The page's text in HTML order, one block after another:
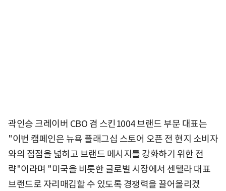
곽인승 크레이버 CBO 겸 스킨1004 브랜드 부문 대표는
"이번 캠페인은 뉴욕 플래그십 스토어 오픈 전 현지 소비자
와의 접점을 넓히고 브랜드 메시지를 강화하기 위한 전
략"이라며 "미국을 비롯한 글로벌 시장에서 센텔라 대표
브랜드로 자리매김할 수 있도록 경쟁력을 끌어올리겠